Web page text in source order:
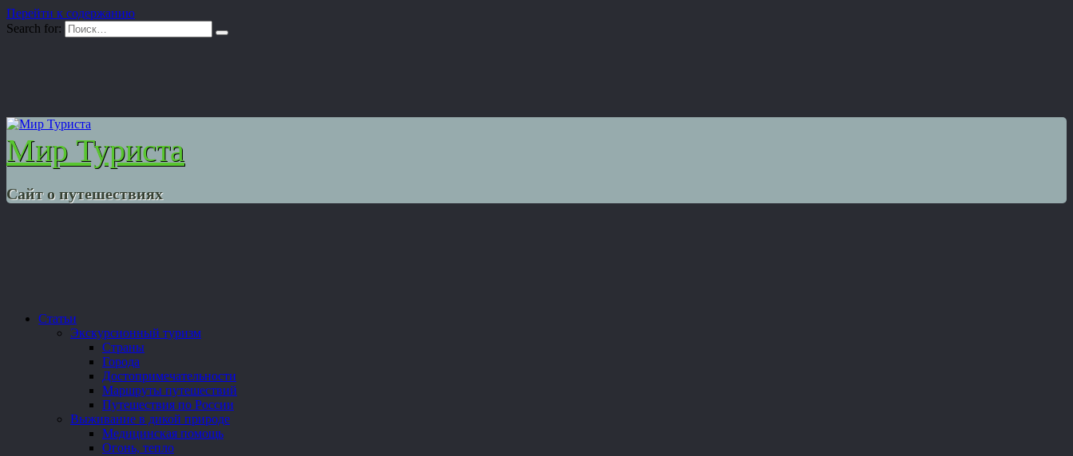
Перейти к содержанию
Search for:
Мир Туриста
Сайт о путешествиях
Статьи
Экскурсионный туризм
Страны
Города
Достопримечательности
Маршруты путешествий
Путешествия по России
Выживание в дикой природе
Медицинская помощь
Огонь, тепло